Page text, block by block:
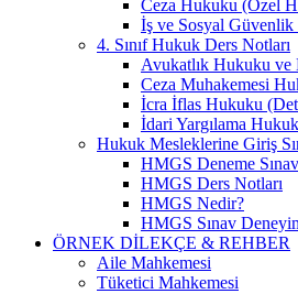
Ceza Hukuku (Özel
İş ve Sosyal
4. Sınıf Hukuk Ders Notları
Avukatlık Hukuku ve
Ceza Muhakemesi
İcra İflas Hukuku
İdari Yargılama
Hukuk Mesleklerine Giriş
HMGS Deneme
HMGS Ders Notları
HMGS Nedir?
HMGS Sınav
ÖRNEK DILEKÇE & REHBER
Aile Mahkemesi
Tüketici Mahkemesi